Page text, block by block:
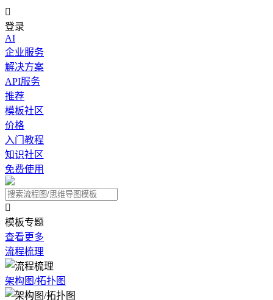

登录
AI
企业服务
解决方案
API服务
推荐
模板社区
价格
入门教程
知识社区
免费使用

模板专题
查看更多
流程梳理
架构图/拓扑图